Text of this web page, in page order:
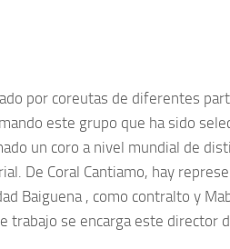
por coreutas de diferentes
este grupo que ha sido
un coro a nivel mundial de
De Coral Cantiamo, hay
Baiguena , como contralto y
trabajo se encarga este director